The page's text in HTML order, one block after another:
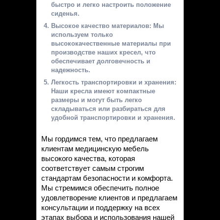
быстро и легко настроить положение
сиденья.
Высокое качество материалов: Мы
используем только
высококачественные материалы при
производстве наших кресел, что
обеспечивает долговечность и
надежность.
Легкость транспортировки и хранения:
Наши кресла имеют компактные
размеры и могут быть легко
складываться или разбираться для
удобной транспортировки и хранения.
Мы гордимся тем, что предлагаем
клиентам медицинскую мебель
высокого качества, которая
соответствует самым строгим
стандартам безопасности и комфорта.
Мы стремимся обеспечить полное
удовлетворение клиентов и предлагаем
консультации и поддержку на всех
этапах выбора и использования нашей